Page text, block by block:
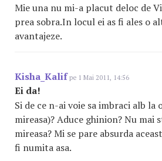
Mie una nu mi-a placut deloc de
prea sobra.In locul ei as fi ales o
avantajeze.
Kisha_Kalif pe 1 Mai 2011, 14:56
Ei da!
Si de ce n-ai voie sa imbraci alb la
mireasa)? Aduce ghinion? Nu mai
mireasa? Mi se pare absurda
fi numita asa.